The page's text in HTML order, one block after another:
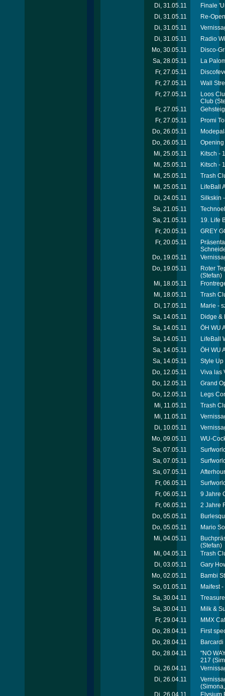
Di, 31.05.11
Finale
Di, 31.05.11
Re-
Di, 31.05.11
Di, 31.05.11
Radio
Mo, 30.05.11
Disco-
Sa, 28.05.11
La
Fr, 27.05.11
Fr, 27.05.11
Wall
Fr, 27.05.11
Loos
Club
Fr, 27.05.11
Fr, 27.05.11
Promi
Do, 26.05.11
Do, 26.05.11
Opening
Mi, 25.05.11
Kitsch -
Mi, 25.05.11
Kitsch -
Mi, 25.05.11
Trash
Mi, 25.05.11
LifeBall
Di, 24.05.11
Silkskin
Sa, 21.05.11
Sa, 21.05.11
19. Life
Fr, 20.05.11
GREY
Fr, 20.05.11
Do, 19.05.11
Do, 19.05.11
Roter
(Stefan)
Mi, 18.05.11
Mi, 18.05.11
Trash
Di, 17.05.11
Marie -
Sa, 14.05.11
Didge &
Sa, 14.05.11
ÖH WU
Sa, 14.05.11
LifeBall
Sa, 14.05.11
ÖH WU
Sa, 14.05.11
Style Up
Do, 12.05.11
Viva las
Do, 12.05.11
Grand
Do, 12.05.11
Legs
Mi, 11.05.11
Trash
Mi, 11.05.11
Di, 10.05.11
Mo, 09.05.11
WU-
Sa, 07.05.11
Sa, 07.05.11
Sa, 07.05.11
Fr, 06.05.11
Fr, 06.05.11
9 Jahre
Fr, 06.05.11
2 Jahre
Do, 05.05.11
Do, 05.05.11
Mario
Mi, 04.05.11
(Stefan)
Mi, 04.05.11
Trash
Di, 03.05.11
Gary
Mo, 02.05.11
Bambi
So, 01.05.11
Maifest
Sa, 30.04.11
Sa, 30.04.11
Milk &
Fr, 29.04.11
MMX
Do, 28.04.11
First
Do, 28.04.11
Do, 28.04.11
"NO
217
Di, 26.04.11
Di, 26.04.11
Di, 26.04.11
Elysium